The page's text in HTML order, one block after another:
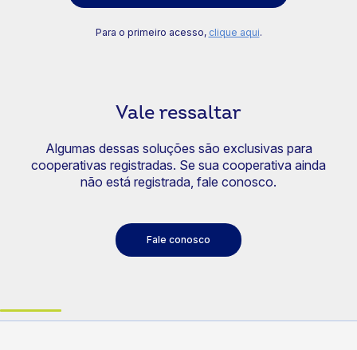
Para o primeiro acesso, clique aqui.
Vale ressaltar
Algumas dessas soluções são exclusivas para
cooperativas registradas. Se sua cooperativa ainda
não está registrada, fale conosco.
Fale conosco